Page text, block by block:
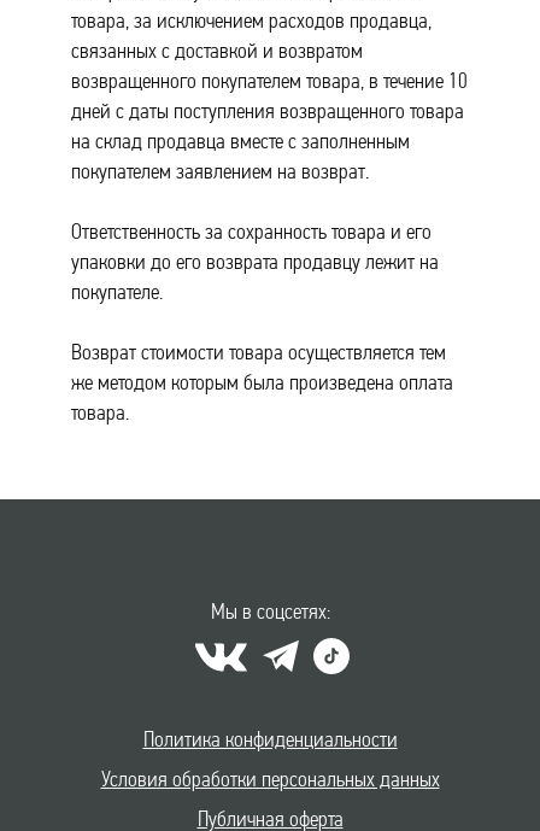
товара, за исключением расходов продавца,
связанных с доставкой и возвратом
возвращенного покупателем товара, в течение 10
дней с даты поступления возвращенного товара
на склад продавца вместе с заполненным
покупателем заявлением на возврат.
Ответственность за сохранность товара и его
упаковки до его возврата продавцу лежит на
покупателе.
Возврат стоимости товара осуществляется тем
же методом которым была произведена оплата
товара.
Мы в соцсетях:
Политика конфиденциальности
Условия обработки персональных данных
Публичная оферта